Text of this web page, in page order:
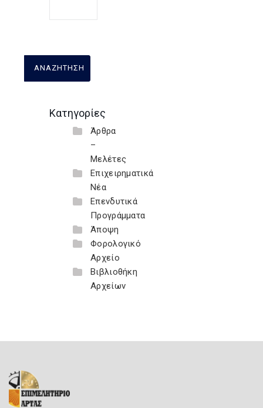
Κατηγορίες
Άρθρα
–
Μελέτες
Επιχειρηματικά
Νέα
Επενδυτικά
Προγράμματα
Άποψη
Φορολογικό
Αρχείο
Βιβλιοθήκη
Αρχείων